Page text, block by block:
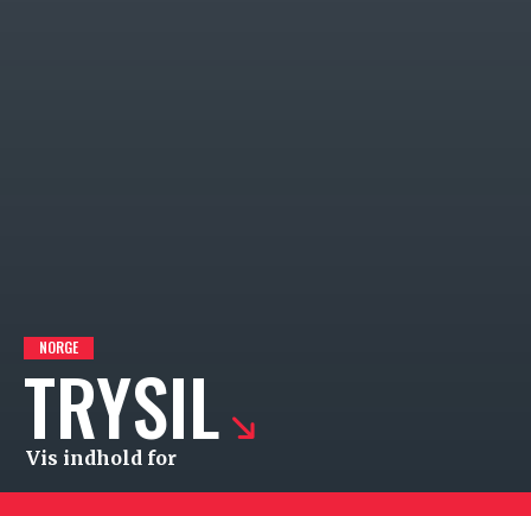
NORGE
TRYSIL
Vis indhold for